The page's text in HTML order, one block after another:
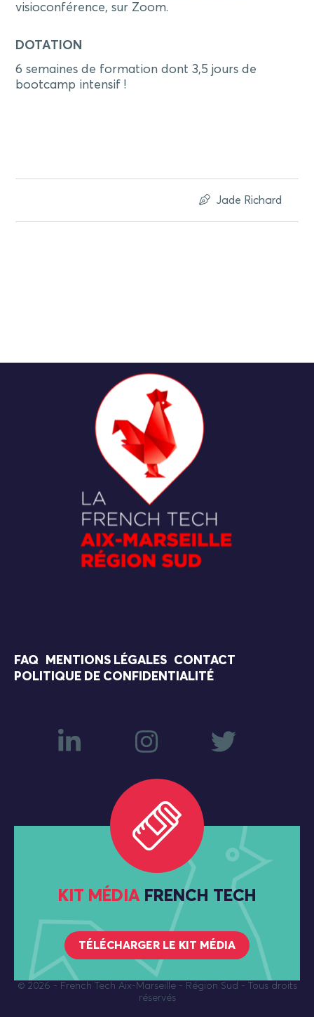
visioconférence, sur Zoom.
DOTATION
6 semaines de formation dont 3,5 jours de
bootcamp intensif !
Jade Richard
FAQ MENTIONS LÉGALES
CONTACT
POLITIQUE DE CONFIDENTIALITÉ
KIT MÉDIA FRENCH TECH
TÉLÉCHARGER LE KIT MÉDIA
© 2026 - French Tech Aix-Marseille - Région Sud - Tous droits
réservés